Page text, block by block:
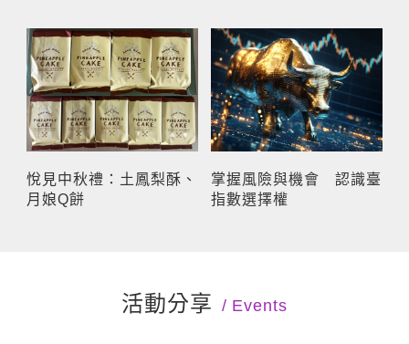
悅見中秋禮：土鳳梨酥、
月娘Q餅
掌握風險與機會 認識臺
指數選擇權
活動分享 Events